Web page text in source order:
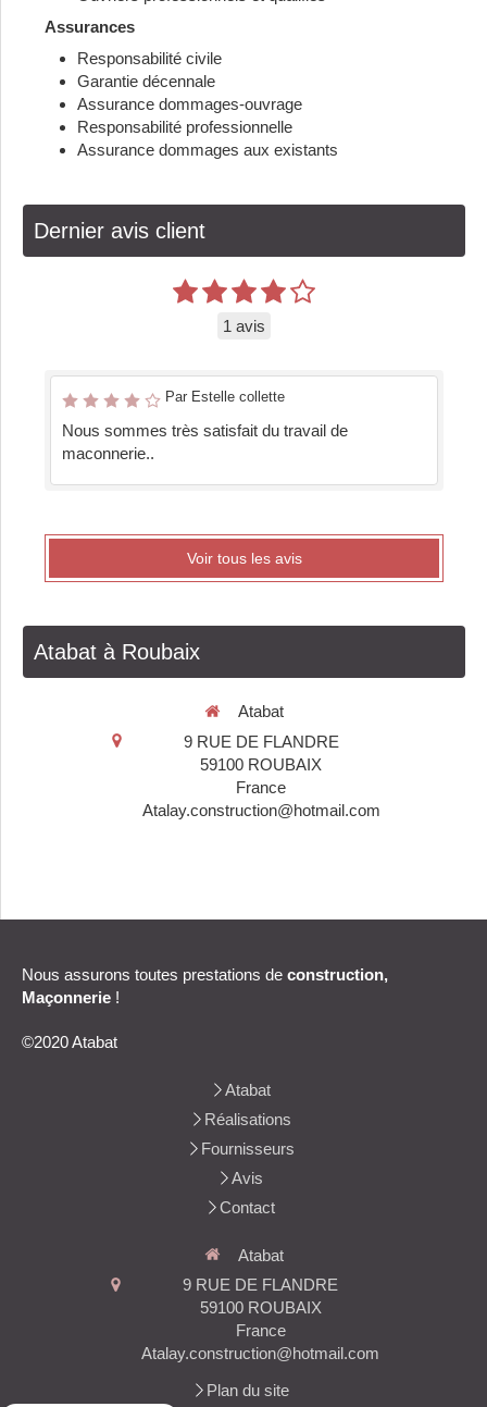
Assurances
Responsabilité civile
Garantie décennale
Assurance dommages-ouvrage
Responsabilité professionnelle
Assurance dommages aux existants
Dernier avis client
1 avis
Par Estelle collette
Nous sommes très satisfait du travail de
maconnerie..
Voir tous les avis
Atabat à Roubaix
Atabat
9 RUE DE FLANDRE
59100 ROUBAIX
France
Atalay.construction@hotmail.com
Nous assurons toutes prestations de construction,
Maçonnerie !
©2020 Atabat
Atabat
Réalisations
Fournisseurs
Avis
Contact
Atabat
9 RUE DE FLANDRE
59100 ROUBAIX
France
Atalay.construction@hotmail.com
Plan du site